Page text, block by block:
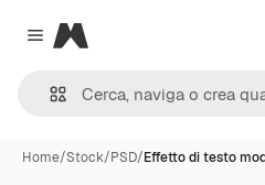
Close menu
Magnific
Home/Stock/PSD/Effetto di testo